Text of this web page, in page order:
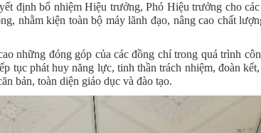
định bổ nhiệm Hiệu trưởng, Phó Hiệu trưởng cho
nhằm kiện toàn bộ máy lãnh đạo, nâng cao chất
đóng góp của các đồng chí trong quá trình
tục phát huy năng lực, tinh thần trách nhiệm, đoàn kết,
bản, toàn diện giáo dục và đào tạo.